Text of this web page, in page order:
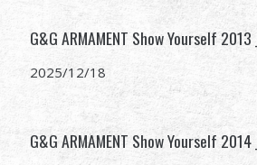
繁體中文
Français
G&G ARMAMENT Show Yourself
2025/12/18
G&G ARMAMENT Show Yourself